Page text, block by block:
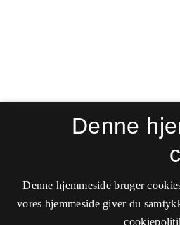
Denne
Denne hjemmeside bruger
vores hjemmeside giver du